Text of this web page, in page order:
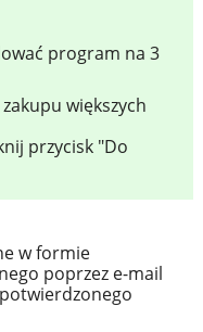
program na 3
większych
przycisk "Do
w formie
poprzez e-mail